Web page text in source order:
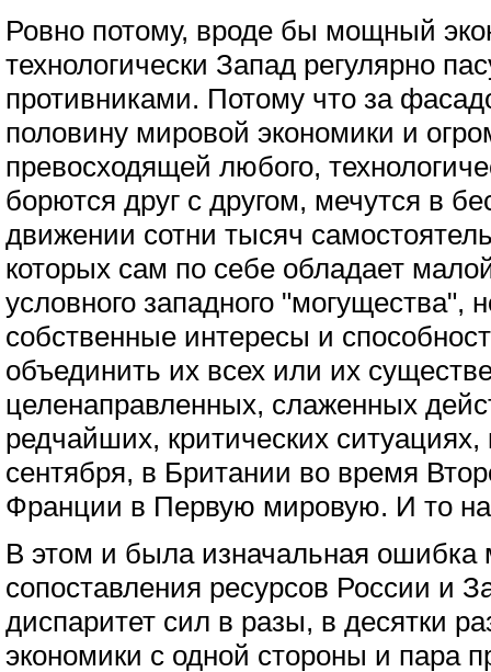
Ровно потому, вроде бы мощный
технологически Запад регулярно
противниками. Потому что за
половину мировой экономики и
превосходящей любого,
борются друг с другом, мечутся в
движении сотни тысяч
которых сам по себе обладает
условного западного "могущества",
собственные интересы и
объединить их всех или их
целенаправленных, слаженных
редчайших, критических ситуациях,
сентября, в Британии во время
Франции в Первую мировую. И то на
В этом и была изначальная ошибка
сопоставления ресурсов России и
диспаритет сил в разы, в десятки
экономики с одной стороны и пара